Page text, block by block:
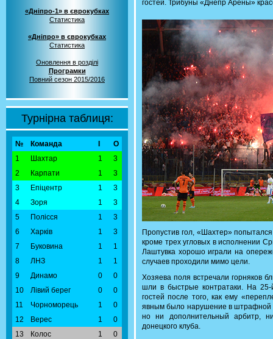
«Дніпро-1» в єврокубках
Статистика
«Дніпро» в єврокубках
Статистика
Оновлення в розділі
Програмки
Повний сезон 2015/2016
Турнірна таблиця:
№ Команда
О
1
Шахтар 1
3
2
Карпати 1
3
3
Епіцентр 1
3
4
Зоря 1
3
5
Полісся 1
3
6
Харків 1
3
7
Буковина 1
1
8
ЛНЗ 1
1
9
Динамо 0
0
10
Лівий берег 0
0
11
Чорноморець 1
0
12
Верес 1
0
13
Колос 1
0
гостей. Трибуны «Днепр Арены»
Пропустив гол, «Шахтер»
кроме трех угловых в исполнении
Лаштувка хорошо играли на
случаев проходили мимо цели.
Хозяева поля встречали горняков
шли в быстрые контратаки. На
гостей после того, как ему
явным было нарушение в штрафной
но ни дополнительный арбитр,
донецкого клуба.